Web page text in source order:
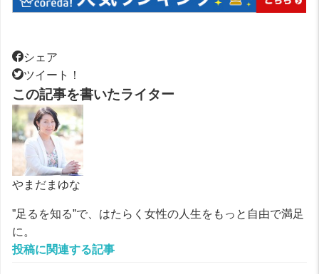
シェア
ツイート！
この記事を書いたライター
やまだまゆな
”足るを知る”で、はたらく女性の人生をもっと自由で満足
に。
投稿に関連する記事